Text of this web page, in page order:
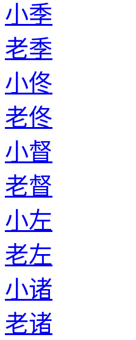
小季
老季
小佟
老佟
小督
老督
小左
老左
小诸
老诸